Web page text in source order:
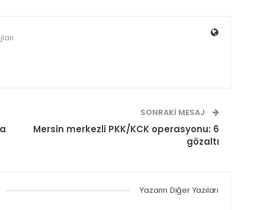
SONRAKI MESAJ
Mersin merkezli PKK/KCK operasyonu: 6
gözaltı
Yazarın Diğer Yazıları